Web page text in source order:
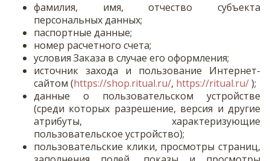
фамилия, имя, отчество субъекта
персональных данных;
паспортные данные;
номер расчетного счета;
условия Заказа в случае его оформления;
источник захода и пользование Интернет-
сайтом (https://shop.ritual.ru/, https://ritual.ru/);
данные о пользовательском устройстве
(среди которых разрешение, версия и другие
атрибуты, характеризующие
пользовательское устройство);
пользовательские клики, просмотры страниц,